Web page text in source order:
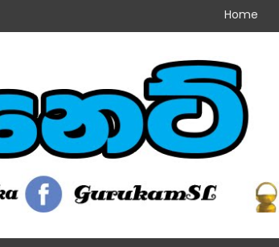
Home